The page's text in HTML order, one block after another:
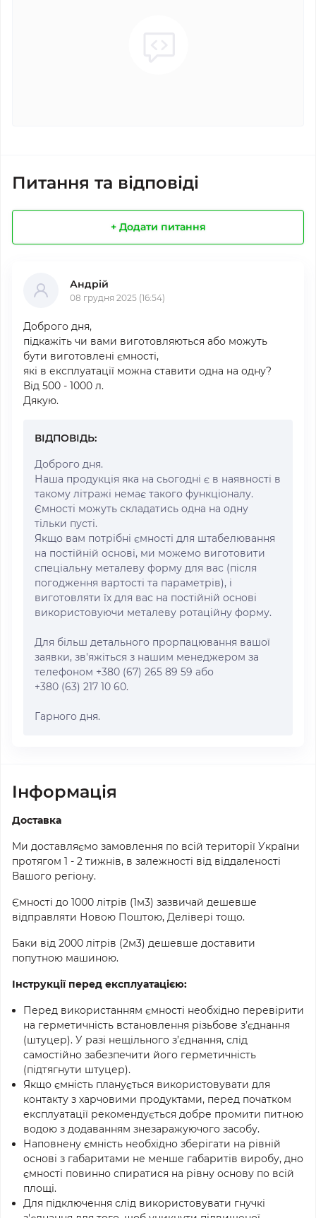
Питання та відповіді
+ Додати питання
Андрій
08 грудня 2025 (16:54)
Доброго дня,
підкажіть чи вами виготовляються або можуть
бути виготовлені ємності,
які в експлуатації можна ставити одна на одну?
Від 500 - 1000 л.
Дякую.
ВІДПОВІДЬ:
Доброго дня.
Наша продукція яка на сьогодні є в наявності в
такому літражі немає такого функціоналу.
Ємності можуть складатись одна на одну
тільки пусті.
Якщо вам потрібні ємності для штабелювання
на постійній основі, ми можемо виготовити
спеціальну металеву форму для вас (після
погодження вартості та параметрів), і
виготовляти їх для вас на постійній основі
використовуючи металеву ротаційну форму.
Для більш детального прорпацювання вашої
заявки, зв'яжіться з нашим менеджером за
телефоном +380 (67) 265 89 59 або
+380 (63) 217 10 60.
Гарного дня.
Iнформація
Доставка
Ми доставляємо замовлення по всій території України
протягом 1 - 2 тижнів, в залежності від віддаленості
Вашого регіону.
Ємності до 1000 літрів (1м3) зазвичай дешевше
відправляти Новою Поштою, Делівері тощо.
Баки від 2000 літрів (2м3) дешевше доставити
попутною машиною.
Інструкції перед експлуатацією:
Перед використанням ємності необхідно перевірити
на герметичність встановлення різьбове з’єднання
(штуцер). У разі нещільного з’єднання, слід
cамостійно забезпечити його герметичність
(підтягнути штуцер).
Якщо ємність планується використовувати для
контакту з харчовими продуктами, перед початком
експлуатації рекомендується добре промити питною
водою з додаванням знезаражуючого засобу.
Наповнену ємність необхідно зберігати на рівній
основі з габаритами не менше габаритів виробу, дно
ємності повинно спиратися на рівну основу по всій
площі.
Для підключення слід використовувати гнучкі